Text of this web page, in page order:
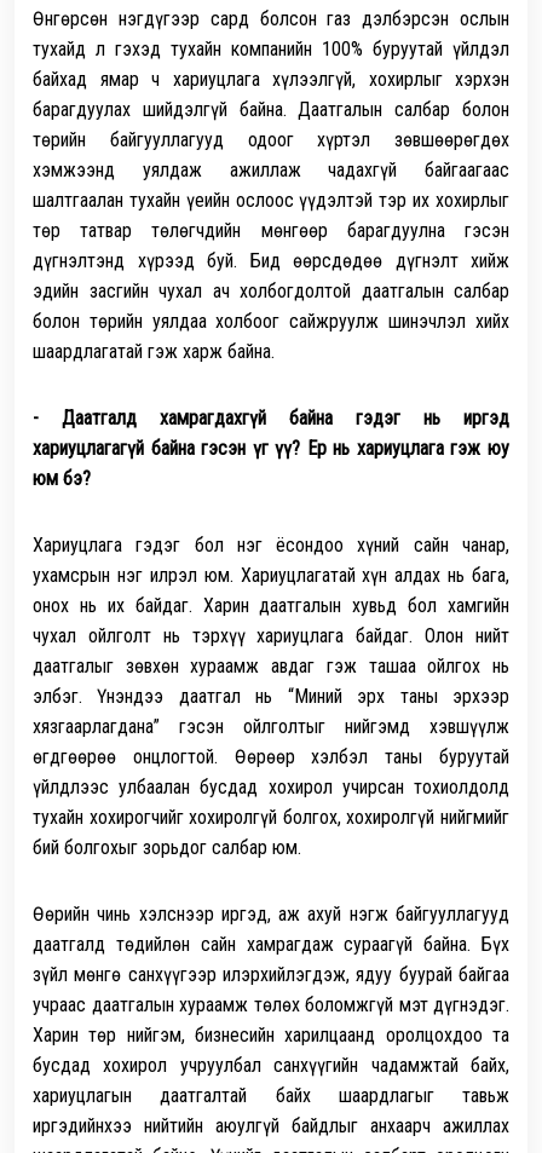
Өнгөрсөн нэгдүгээр сард болсон газ дэлбэрсэн ослын
тухайд л гэхэд тухайн компанийн 100% буруутай үйлдэл
байхад ямар ч хариуцлага хүлээлгүй, хохирлыг хэрхэн
барагдуулах шийдэлгүй байна. Даатгалын салбар болон
төрийн байгууллагууд одоог хүртэл зөвшөөрөгдөх
хэмжээнд уялдаж ажиллаж чадахгүй байгаагаас
шалтгаалан тухайн үеийн ослоос үүдэлтэй тэр их хохирлыг
төр татвар төлөгчдийн мөнгөөр барагдуулна гэсэн
дүгнэлтэнд хүрээд буй. Бид өөрсдөдөө дүгнэлт хийж
эдийн засгийн чухал ач холбогдолтой даатгалын салбар
болон төрийн уялдаа холбоог сайжруулж шинэчлэл хийх
шаардлагатай гэж харж байна.
- Даатгалд хамрагдахгүй байна гэдэг нь иргэд
хариуцлагагүй байна гэсэн үг үү? Ер нь хариуцлага гэж юу
юм бэ?
Хариуцлага гэдэг бол нэг ёсондоо хүний сайн чанар,
ухамсрын нэг илрэл юм. Хариуцлагатай хүн алдах нь бага,
онох нь их байдаг. Харин даатгалын хувьд бол хамгийн
чухал ойлголт нь тэрхүү хариуцлага байдаг. Олон нийт
даатгалыг зөвхөн хураамж авдаг гэж ташаа ойлгох нь
элбэг. Үнэндээ даатгал нь “Миний эрх таны эрхээр
хязгаарлагдана” гэсэн ойлголтыг нийгэмд хэвшүүлж
өгдгөөрөө онцлогтой. Өөрөөр хэлбэл таны буруутай
үйлдлээс улбаалан бусдад хохирол учирсан тохиолдолд
тухайн хохирогчийг хохиролгүй болгох, хохиролгүй нийгмийг
бий болгохыг зорьдог салбар юм.
Өөрийн чинь хэлснээр иргэд, аж ахуй нэгж байгууллагууд
даатгалд төдийлөн сайн хамрагдаж сураагүй байна. Бүх
зүйл мөнгө санхүүгээр илэрхийлэгдэж, ядуу буурай байгаа
учраас даатгалын хураамж төлөх боломжгүй мэт дүгнэдэг.
Харин төр нийгэм, бизнесийн харилцаанд оролцохдоо та
бусдад хохирол учруулбал санхүүгийн чадамжтай байх,
хариуцлагын даатгалтай байх шаардлагыг тавьж
иргэдийнхээ нийтийн аюулгүй байдлыг анхаарч ажиллах